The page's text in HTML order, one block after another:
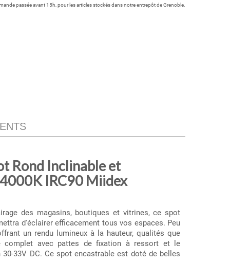
passée avant 15h, pour les articles stockés dans notre entrepôt de Grenoble.
Rond Inclinable et
IRC90 Miidex
des magasins, boutiques et vitrines, ce spot
d'éclairer efficacement tous vos espaces. Peu
un rendu lumineux à la hauteur, qualités que
complet avec pattes de fixation à ressort et le
33V DC. Ce spot encastrable est doté de belles